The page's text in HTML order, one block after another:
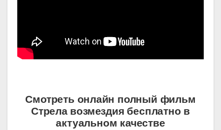
Смотреть онлайн полный фильм
Стрела возмездия бесплатно в
актуальном качестве